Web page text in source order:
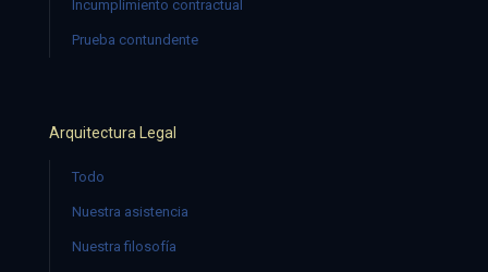
Incumplimiento contractual
Prueba contundente
Arquitectura Legal
Todo
Nuestra asistencia
Nuestra filosofía